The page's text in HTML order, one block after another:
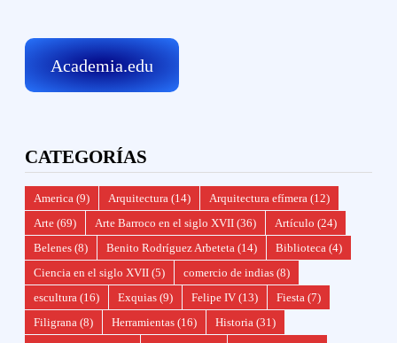
Academia.edu
CATEGORÍAS
America (9) Arquitectura (14) Arquitectura efímera (12)
Arte (69) Arte Barroco en el siglo XVII (36) Artículo (24)
Belenes (8) Benito Rodríguez Arbeteta (14) Biblioteca (4)
Ciencia en el siglo XVII (5) comercio de indias (8)
escultura (16) Exquias (9) Felipe IV (13) Fiesta (7)
Filigrana (8) Herramientas (16) Historia (31)